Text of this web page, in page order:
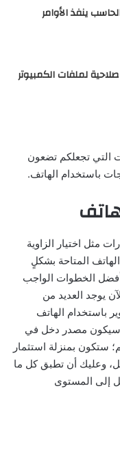
ينفذ الأوامر
لملفات الكمبيوتر
التي تجعلكم تضعون
باستخدام الهاتف.
مثل اختيار الزاوية
المتاحة بشكلٍ
الخطوات الواجب
يوجد العديد من
باستخدام الهاتف
سيكون مصدر دخل في
ستكون بمنزلة استثمار
وعليك أن تطبق كل ما
إلى المستوى